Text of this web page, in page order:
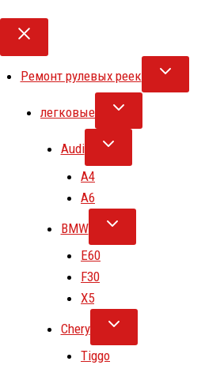
Ремонт рулевых реек
легковые
Audi
A4
A6
BMW
E60
F30
X5
Chery
Tiggo